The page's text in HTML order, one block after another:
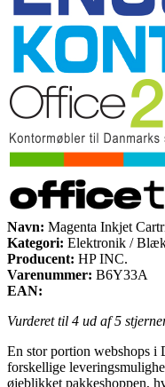
Navn: Magenta Inkjet
Kategori: Elektronik /
Producent: HP INC.
Varenummer: B6Y33A
EAN:
Vurderet til 4 ud af 5
En stor portion webshops i
forskellige
øjeblikket pakkeshoppen,